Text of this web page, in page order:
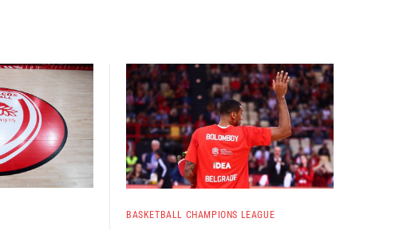
BASKETBALL CHAMPIONS LEAGUE